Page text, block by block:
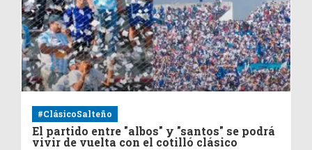
#ClásicoSalteño
El partido entre "albos" y "santos" se podrá
vivir de vuelta con el cotilló clásico